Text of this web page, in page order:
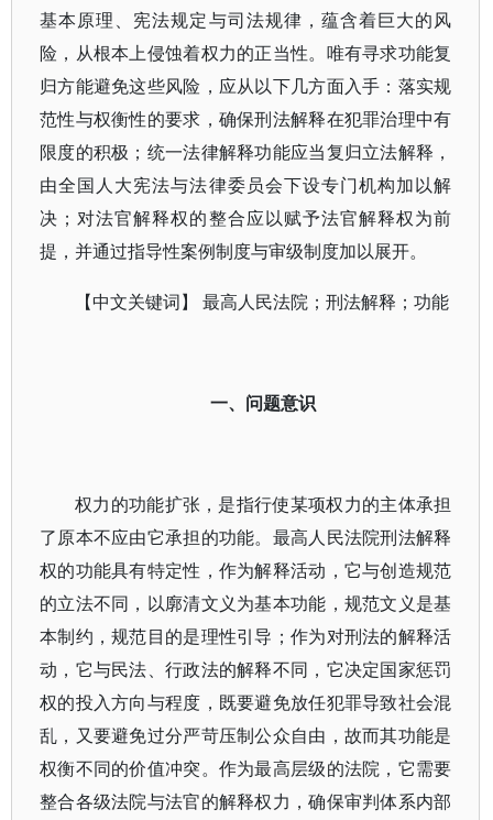
基本原理、宪法规定与司法规律，蕴含着巨大的风
险，从根本上侵蚀着权力的正当性。唯有寻求功能复
归方能避免这些风险，应从以下几方面入手：落实规
范性与权衡性的要求，确保刑法解释在犯罪治理中有
限度的积极；统一法律解释功能应当复归立法解释，
由全国人大宪法与法律委员会下设专门机构加以解
决；对法官解释权的整合应以赋予法官解释权为前
提，并通过指导性案例制度与审级制度加以展开。
【中文关键词】 最高人民法院；刑法解释；功能
一、问题意识
权力的功能扩张，是指行使某项权力的主体承担
了原本不应由它承担的功能。最高人民法院刑法解释
权的功能具有特定性，作为解释活动，它与创造规范
的立法不同，以廓清文义为基本功能，规范文义是基
本制约，规范目的是理性引导；作为对刑法的解释活
动，它与民法、行政法的解释不同，它决定国家惩罚
权的投入方向与程度，既要避免放任犯罪导致社会混
乱，又要避免过分严苛压制公众自由，故而其功能是
权衡不同的价值冲突。作为最高层级的法院，它需要
整合各级法院与法官的解释权力，确保审判体系内部